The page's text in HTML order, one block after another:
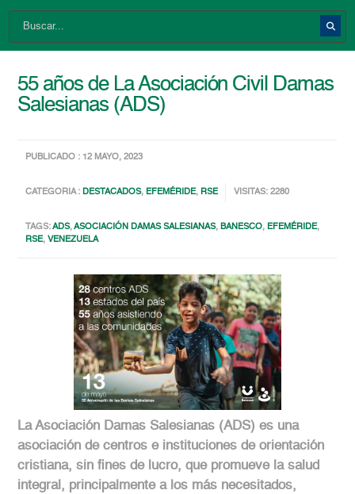
55 años de La Asociación Civil Damas
Salesianas (ADS)
PUBLICADO : 12 MAYO, 2023
CATEGORIA :DESTACADOS, EFEMÉRIDE, RSE VISITAS: 2280
TAGS:ADS,ASOCIACIÓN DAMAS SALESIANAS,BANESCO, EFEMÉRIDE,
RSE,VENEZUELA
La Asociación Damas Salesianas (ADS) es una
asociación de centros e instituciones de orientación
cristiana, sin fines de lucro, que promueve la salud
integral, principalmente a los más necesitados,